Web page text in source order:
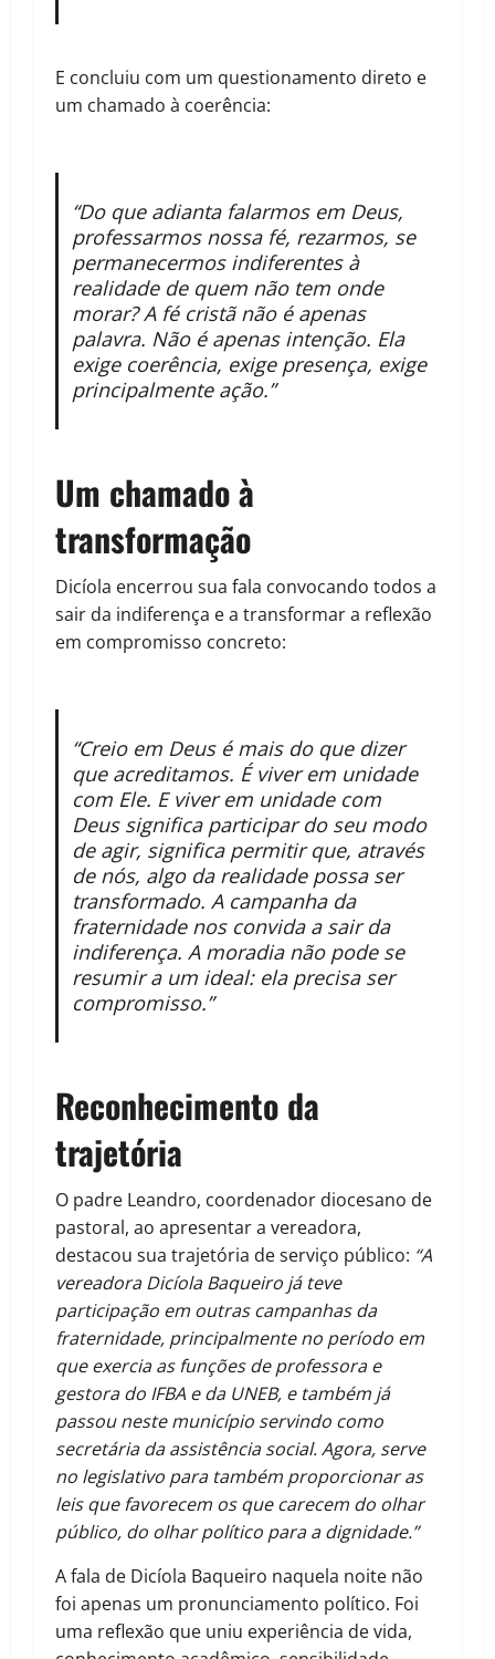
E concluiu com um questionamento direto e
um chamado à coerência:
“Do que adianta falarmos em Deus,
professarmos nossa fé, rezarmos, se
permanecermos indiferentes à
realidade de quem não tem onde
morar? A fé cristã não é apenas
palavra. Não é apenas intenção. Ela
exige coerência, exige presença, exige
principalmente ação.”
Um chamado à
transformação
Dicíola encerrou sua fala convocando todos a
sair da indiferença e a transformar a reflexão
em compromisso concreto:
“Creio em Deus é mais do que dizer
que acreditamos. É viver em unidade
com Ele. E viver em unidade com
Deus significa participar do seu modo
de agir, significa permitir que, através
de nós, algo da realidade possa ser
transformado. A campanha da
fraternidade nos convida a sair da
indiferença. A moradia não pode se
resumir a um ideal: ela precisa ser
compromisso.”
Reconhecimento da
trajetória
O padre Leandro, coordenador diocesano de
pastoral, ao apresentar a vereadora,
destacou sua trajetória de serviço público: “A
vereadora Dicíola Baqueiro já teve
participação em outras campanhas da
fraternidade, principalmente no período em
que exercia as funções de professora e
gestora do IFBA e da UNEB, e também já
passou neste município servindo como
secretária da assistência social. Agora, serve
no legislativo para também proporcionar as
leis que favorecem os que carecem do olhar
público, do olhar político para a dignidade.”
A fala de Dicíola Baqueiro naquela noite não
foi apenas um pronunciamento político. Foi
uma reflexão que uniu experiência de vida,